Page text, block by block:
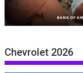
Chevrolet 2026